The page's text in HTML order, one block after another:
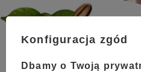
Kawa ziarnista Cellini
Konfiguracja zgód
Dbamy o Twoją